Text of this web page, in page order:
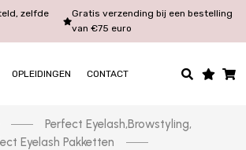
zelfde
Gratis verzending bij een bestelling
van €75 euro
OPLEIDINGEN CONTACT
Perfect Eyelash,Browstyling,
Eyelash Pakketten